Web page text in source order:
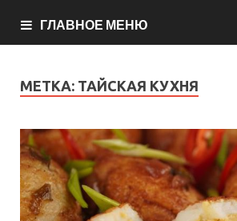
ГЛАВНОЕ МЕНЮ
МЕТКА: ТАЙСКАЯ КУХНЯ